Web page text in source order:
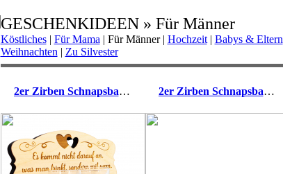
GESCHENKIDEEN » Für Männer
Köstliches| Für Mama | Für Männer| Hochzeit| Babys & Eltern
Weihnachten | Zu Silvester
2er Zirben Schnapsbank Es kommt nicht darauf an... 2er Zirben Schnapsbank Guten Freunden